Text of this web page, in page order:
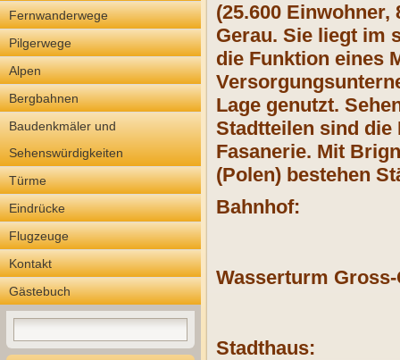
Fernwanderwege
Pilgerwege
Alpen
Bergbahnen
Baudenkmäler und
Sehenswürdigkeiten
Türme
Eindrücke
Flugzeuge
Kontakt
Gästebuch
(25.600
Gerau. Sie liegt im
die Funktion eines
Lage genutzt.
Stadtteilen sind die
Fasanerie. Mit
(Polen) bestehen
Bahnhof:
Wasserturm
Stadthaus: